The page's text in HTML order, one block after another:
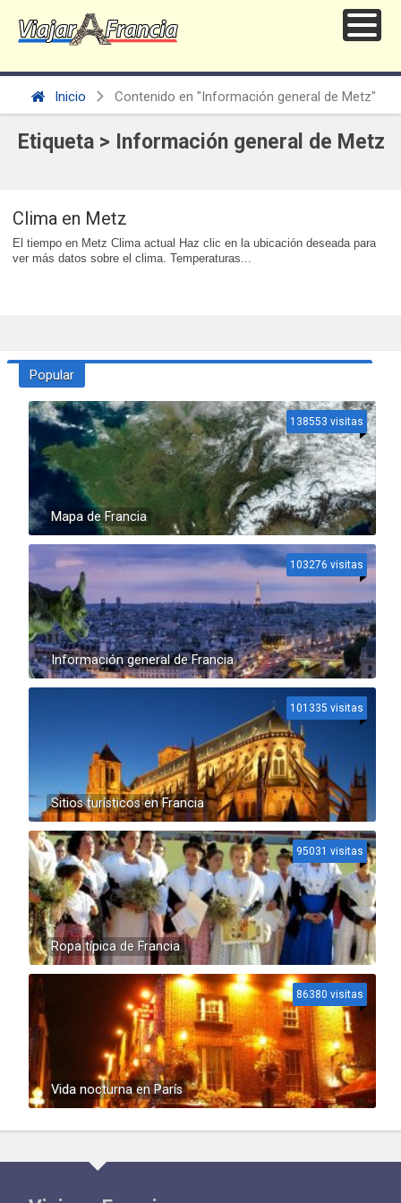
Inicio Contenido en "Información general de Metz"
Etiqueta > Información general de Metz
Clima en Metz
El tiempo en Metz Clima actual Haz clic en la ubicación deseada para
ver más datos sobre el clima. Temperaturas...
Popular
Mapa de Francia
138553 visitas
Información general de Francia
103276 visitas
Sitios turísticos en Francia
101335 visitas
Ropa típica de Francia
95031 visitas
Vida nocturna en París
86380 visitas